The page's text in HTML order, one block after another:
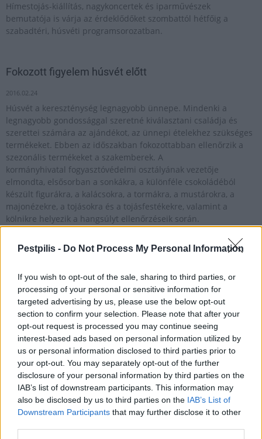
Pestpilis - Do Not Process My Personal Information
If you wish to opt-out of the sale, sharing to third parties, or
processing of your personal or sensitive information for
targeted advertising by us, please use the below opt-out
section to confirm your selection. Please note that after your
opt-out request is processed you may continue seeing
interest-based ads based on personal information utilized by
us or personal information disclosed to third parties prior to
your opt-out. You may separately opt-out of the further
disclosure of your personal information by third parties on the
IAB’s list of downstream participants. This information may
also be disclosed by us to third parties on the IAB’s List of
Downstream Participants that may further disclose it to other
Hímestojás-kiállítás, nagykoncertek és iparművészek
bemutatója is várja az érdeklődőket szombattól hétfőig a
szabadtéri, húsvéti programsorozatban.
Fokozott figyelem húsvét előtt
2016.02.24
Húsvét a kereszténység legnagyobb ünnepe. Mindenki a
legnagyobb gondossággal szeretné kiválasztani családja és
szerettei számára az ajándékot, az ünnepi ételekhez szükséges
termékeket. Ebben az időszakban fokozottabban ellenőrzik a
szezonális termékeket a szakemberek. A
kormányhivatal fogyasztóvédelmi osztályának vezetője
elmondta, elsősorban a sonkákra, a különféle csokoládéból
készült figurákra, a kalácsokra, a tormákra, a mustárokra, a
majonézekre, a tojásokra és a tojásfestékekre, valamint a
kölnikre helyezik a hangsúlyt ellenőrzéseik során.
HÍRLEVÉL
Név
E-mail cím
Feliratkozom a hírlevélre és elfogadom azadatvédelmi
szabályzatot!